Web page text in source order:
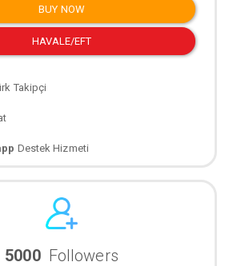
BUY NOW
HAVALE/EFT
Takipçi
Destek Hizmeti
5000 Followers